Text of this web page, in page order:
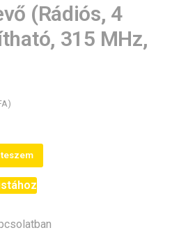
(Rádiós, 4
315 MHz,
teszem